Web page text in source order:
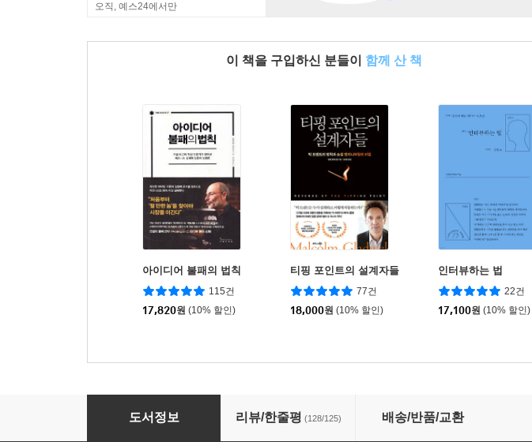
오직, 예스24에서만
이 책을 구입하신 분들이 함께 산 책
아이디어 불패의 법칙
115건
17,820원 (10% 할인)
티핑 포인트의 설계자들
77건
18,000원 (10% 할인)
인터뷰하는 법
22건
17,100원 (10% 할인)
타인의 해석
도서정보 리뷰/한줄평 (128/125) 배송/반품/교환